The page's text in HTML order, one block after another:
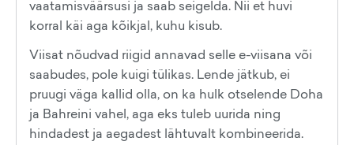
vaatamisväärsusi ja saab seigelda. Nii et huvi
korral käi aga kõikjal, kuhu kisub.
Viisat nõudvad riigid annavad selle e-viisana või
saabudes, pole kuigi tülikas. Lende jätkub, ei
pruugi väga kallid olla, on ka hulk otselende Doha
ja Bahreini vahel, aga eks tuleb uurida ning
hindadest ja aegadest lähtuvalt kombineerida.